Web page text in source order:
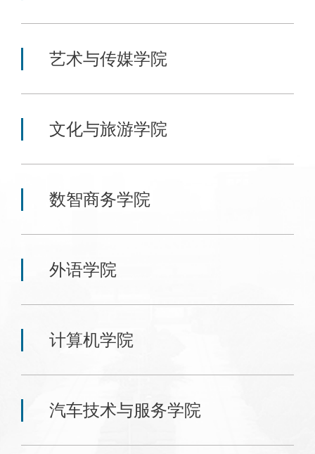
艺术与传媒学院
文化与旅游学院
数智商务学院
外语学院
计算机学院
汽车技术与服务学院